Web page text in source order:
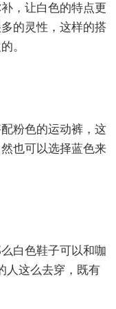
，让白色的特点更
的灵性，这样的搭
。
粉色的运动裤，这
也可以选择蓝色来
白色鞋子可以和咖
人这么去穿，既有